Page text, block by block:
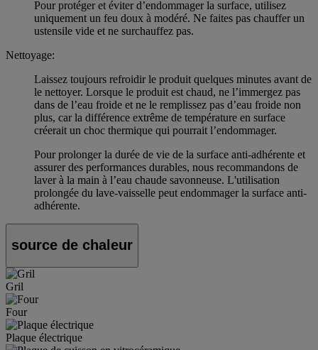
Pour protéger et éviter d’endommager la surface, utilisez
uniquement un feu doux à modéré. Ne faites pas chauffer un
ustensile vide et ne surchauffez pas.
Nettoyage:
Laissez toujours refroidir le produit quelques minutes avant de
le nettoyer. Lorsque le produit est chaud, ne l’immergez pas
dans de l’eau froide et ne le remplissez pas d’eau froide non
plus, car la différence extrême de température en surface
créerait un choc thermique qui pourrait l’endommager.
Pour prolonger la durée de vie de la surface anti-adhérente et
assurer des performances durables, nous recommandons de
laver à la main à l’eau chaude savonneuse. L'utilisation
prolongée du lave-vaisselle peut endommager la surface anti-
adhérente.
source de chaleur
Gril
Four
Plaque électrique